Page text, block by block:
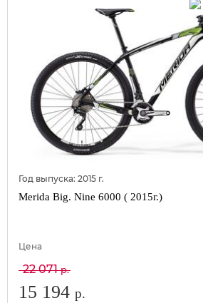
Год выпуска: 2015 г.
Merida Big. Nine 6000 ( 2015г.)
Цена
22 071р.
15 194 р.